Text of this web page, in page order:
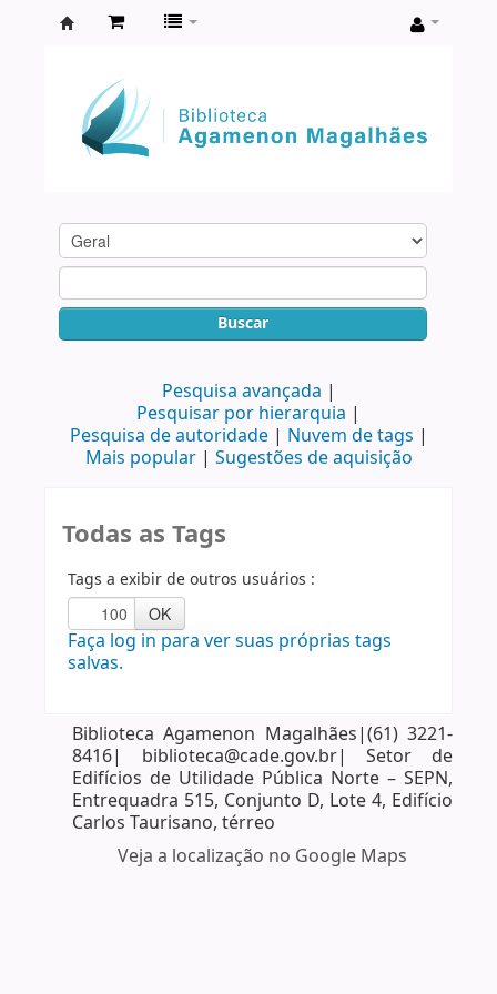
Agamenon
Magalhães
Buscar
Pesquisa avançada
Pesquisar por hierarquia
Pesquisa de autoridade
Nuvem de tags
Mais popular
Sugestões de aquisição
Todas as Tags
Tags a exibir de outros usuários :
Faça log in para ver suas próprias tags
salvas.
Biblioteca Agamenon Magalhães|(61) 3221-
8416| biblioteca@cade.gov.br| Setor de
Edifícios de Utilidade Pública Norte – SEPN,
Entrequadra 515, Conjunto D, Lote 4, Edifício
Carlos Taurisano, térreo
Veja a localização no Google Maps